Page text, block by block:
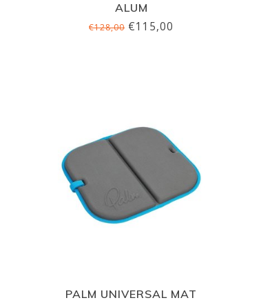
ALUM
€128,00€115,00
PALM UNIVERSAL MAT